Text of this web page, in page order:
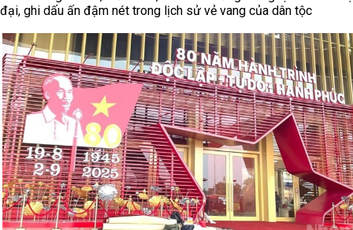
đại, ghi dấu ấn đậm nét trong lịch sử vẻ vang của dân tộc